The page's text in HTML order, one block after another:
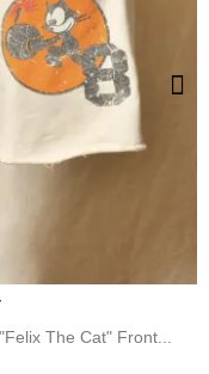
The Cat" Front...